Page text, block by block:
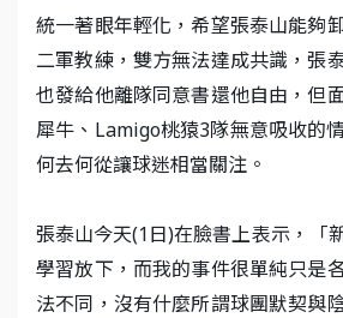
統一著眼年輕化，希望張泰山能夠
二軍教練，雙方無法達成共識，張
也發給他離隊同意書還他自由，但
犀牛、Lamigo桃猿3隊無意吸收的
何去何從讓球迷相當關注。
張泰山今天(1日)在臉書上表示，「
學習放下，而我的事件很單純只是
法不同，沒有什麼所謂球團默契與